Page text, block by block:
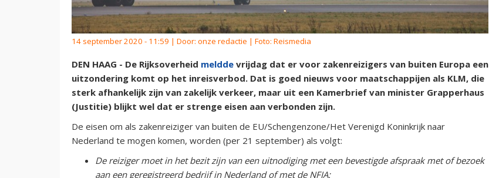
14 september 2020 - 11:59 | Door: onze redactie | Foto: Reismedia
DEN HAAG - De Rijksoverheid meldde vrijdag dat er voor zakenreizigers van buiten Europa een
uitzondering komt op het inreisverbod. Dat is goed nieuws voor maatschappijen als KLM, die
sterk afhankelijk zijn van zakelijk verkeer, maar uit een Kamerbrief van minister Grapperhaus
(Justitie) blijkt wel dat er strenge eisen aan verbonden zijn.
De eisen om als zakenreiziger van buiten de EU/Schengenzone/Het Verenigd Koninkrijk naar
Nederland te mogen komen, worden (per 21 september) als volgt:
De reiziger moet in het bezit zijn van een uitnodiging met een bevestigde afspraak met of bezoek
aan een geregistreerd bedrijf in Nederland of met de NFIA: